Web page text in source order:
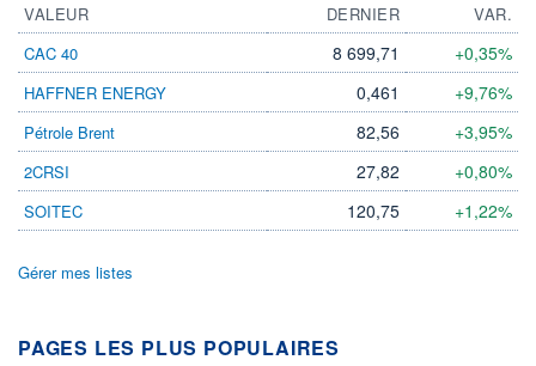
VALEUR DERNIER
VAR.
CAC 40
8 699,71 +0,35%
HAFFNER ENERGY 0,461 +9,76%
Pétrole Brent 82,56 +3,95%
2CRSI 27,82 +0,80%
SOITEC 120,75 +1,22%
Gérer mes listes
PAGES LES PLUS POPULAIRES